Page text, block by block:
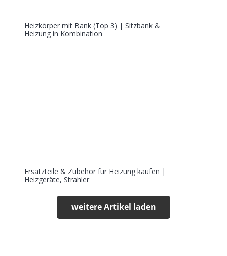
Heizkörper mit Bank (Top 3) | Sitzbank &
Heizung in Kombination
Ersatzteile & Zubehör für Heizung kaufen |
Heizgeräte, Strahler
weitere Artikel laden